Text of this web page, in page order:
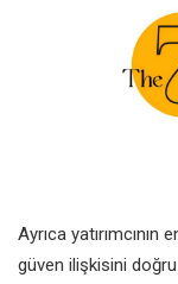
Ayrıca
güven ilişkisini